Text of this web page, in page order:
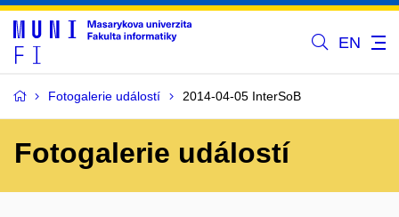
EN
Fotogalerie událostí 2014-04-05 InterSoB
Fotogalerie událostí